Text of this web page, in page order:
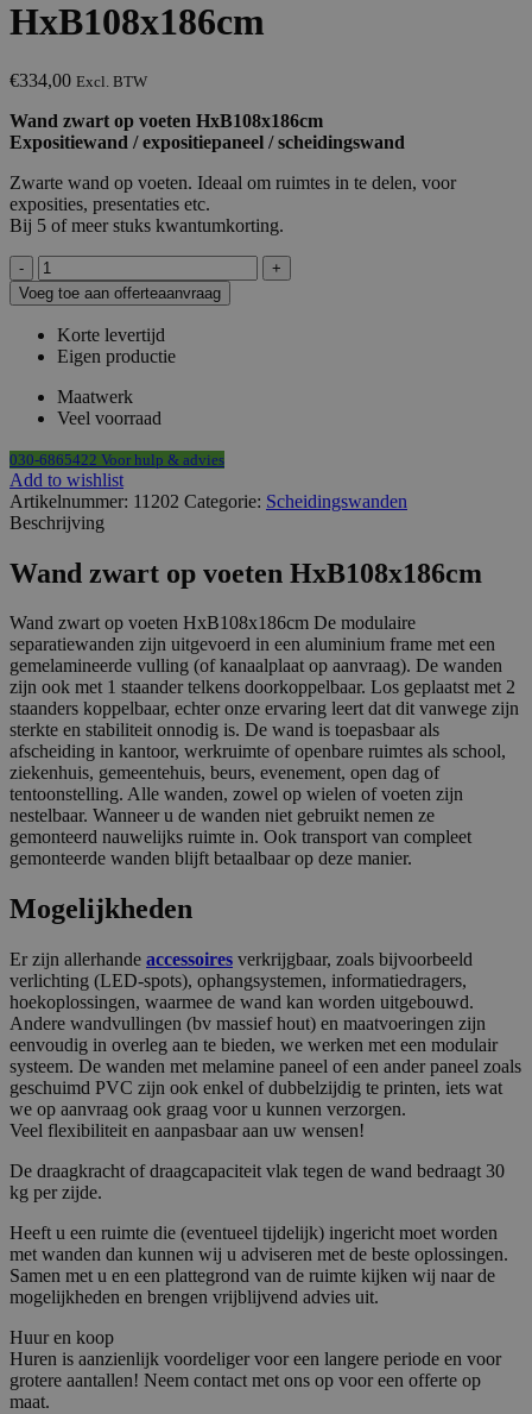
HxB108x186cm
€334,00 Excl. BTW
Wand zwart op voeten HxB108x186cm
Expositiewand / expositiepaneel / scheidingswand
Zwarte wand op voeten. Ideaal om ruimtes in te delen, voor
exposities, presentaties etc.
Bij 5 of meer stuks kwantumkorting.
Wand
zwart
op
voeten
HxB108x186cm
aantal
Voeg toe aan offerteaanvraag
Korte levertijd
Eigen productie
Maatwerk
Veel voorraad
030-6865422 Voor hulp & advies
Add to wishlist
Artikelnummer: 11202 Categorie: Scheidingswanden
Beschrijving
Wand zwart op voeten HxB108x186cm
Wand zwart op voeten HxB108x186cm De modulaire
separatiewanden zijn uitgevoerd in een aluminium frame met een
gemelamineerde vulling (of kanaalplaat op aanvraag). De wanden
zijn ook met 1 staander telkens doorkoppelbaar. Los geplaatst met 2
staanders koppelbaar, echter onze ervaring leert dat dit vanwege zijn
sterkte en stabiliteit onnodig is. De wand is toepasbaar als
afscheiding in kantoor, werkruimte of openbare ruimtes als school,
ziekenhuis, gemeentehuis, beurs, evenement, open dag of
tentoonstelling. Alle wanden, zowel op wielen of voeten zijn
nestelbaar. Wanneer u de wanden niet gebruikt nemen ze
gemonteerd nauwelijks ruimte in. Ook transport van compleet
gemonteerde wanden blijft betaalbaar op deze manier.
Mogelijkheden
Er zijn allerhande accessoires verkrijgbaar, zoals bijvoorbeeld
verlichting (LED-spots), ophangsystemen, informatiedragers,
hoekoplossingen, waarmee de wand kan worden uitgebouwd.
Andere wandvullingen (bv massief hout) en maatvoeringen zijn
eenvoudig in overleg aan te bieden, we werken met een modulair
systeem. De wanden met melamine paneel of een ander paneel zoals
geschuimd PVC zijn ook enkel of dubbelzijdig te printen, iets wat
we op aanvraag ook graag voor u kunnen verzorgen.
Veel flexibiliteit en aanpasbaar aan uw wensen!
De draagkracht of draagcapaciteit vlak tegen de wand bedraagt 30
kg per zijde.
Heeft u een ruimte die (eventueel tijdelijk) ingericht moet worden
met wanden dan kunnen wij u adviseren met de beste oplossingen.
Samen met u en een plattegrond van de ruimte kijken wij naar de
mogelijkheden en brengen vrijblijvend advies uit.
Huur en koop
Huren is aanzienlijk voordeliger voor een langere periode en voor
grotere aantallen! Neem contact met ons op voor een offerte op
maat.